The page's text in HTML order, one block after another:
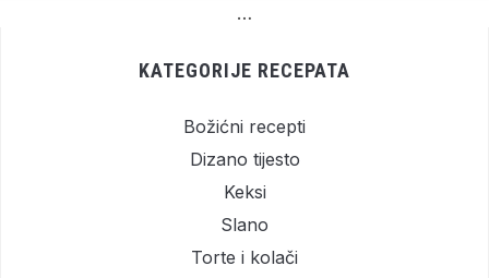
…
KATEGORIJE RECEPATA
Božićni recepti
Dizano tijesto
Keksi
Slano
Torte i kolači